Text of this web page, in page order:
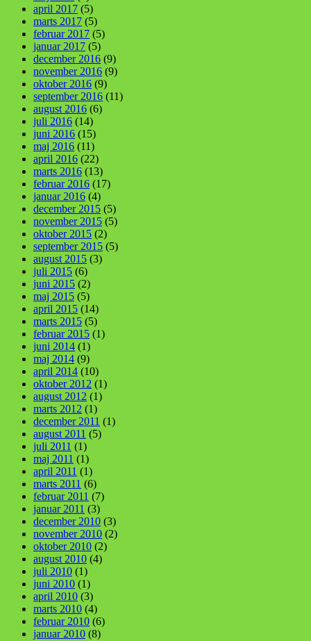
april 2017 (5)
marts 2017 (5)
februar 2017 (5)
januar 2017 (5)
december 2016 (9)
november 2016 (9)
oktober 2016 (9)
september 2016 (11)
august 2016 (6)
juli 2016 (14)
juni 2016 (15)
maj 2016 (11)
april 2016 (22)
marts 2016 (13)
februar 2016 (17)
januar 2016 (4)
december 2015 (5)
november 2015 (5)
oktober 2015 (2)
september 2015 (5)
august 2015 (3)
juli 2015 (6)
juni 2015 (2)
maj 2015 (5)
april 2015 (14)
marts 2015 (5)
februar 2015 (1)
juni 2014 (1)
maj 2014 (9)
april 2014 (10)
oktober 2012 (1)
august 2012 (1)
marts 2012 (1)
december 2011 (1)
august 2011 (5)
juli 2011 (1)
maj 2011 (1)
april 2011 (1)
marts 2011 (6)
februar 2011 (7)
januar 2011 (3)
december 2010 (3)
november 2010 (2)
oktober 2010 (2)
august 2010 (4)
juli 2010 (1)
juni 2010 (1)
april 2010 (3)
marts 2010 (4)
februar 2010 (6)
januar 2010 (8)